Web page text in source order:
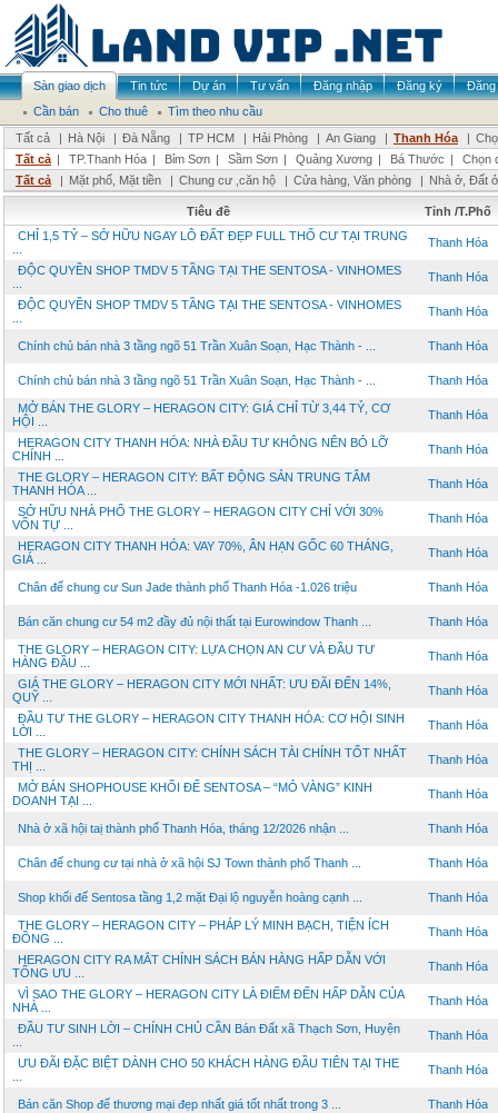
Sàn giao dịch Tin tức Dự án Tư vấn Đăng nhập Đăng ký
Đăng
Cần bán
Cho thuê
Tìm theo nhu cầu
Tất cả
| Hà Nội | Đà Nẵng | TP HCM | Hải Phòng | An Giang | Thanh Hóa |
Tất cả | TP.Thanh Hóa | Bỉm Sơn | Sầm Sơn | Quảng Xương | Bá Thước |
Chọn
Tất cả
| Mặt phố, Mặt tiền | Chung cư ,căn hộ | Cửa hàng, Văn phòng | Nhà ở, Đất ở
Tiêu đề
Tỉnh /T.Phố
CHỈ 1,5 TỶ – SỞ HỮU NGAY LÔ ĐẤT ĐẸP FULL THỔ CƯ TẠI TRUNG
Thanh Hóa
ĐỘC QUYỀN SHOP TMDV 5 TẦNG TẠI THE SENTOSA - VINHOMES
Thanh Hóa
ĐỘC QUYỀN SHOP TMDV 5 TẦNG TẠI THE SENTOSA - VINHOMES
Thanh Hóa
Chính chủ bán nhà 3 tầng ngõ 51 Trần Xuân Soạn, Hạc Thành - ... Thanh Hóa
Chính chủ bán nhà 3 tầng ngõ 51 Trần Xuân Soạn, Hạc Thành - ... Thanh Hóa
MỞ BÁN THE GLORY – HERAGON CITY: GIÁ CHỈ TỪ 3,44 TỶ, CƠ
HỘI ...
Thanh Hóa
HERAGON CITY THANH HÓA: NHÀ ĐẦU TƯ KHÔNG NÊN BỎ LỠ
CHÍNH ...
Thanh Hóa
THE GLORY – HERAGON CITY: BẤT ĐỘNG SẢN TRUNG TÂM
THANH HÓA ...
Thanh Hóa
SỞ HỮU NHÀ PHỐ THE GLORY – HERAGON CITY CHỈ VỚI 30%
VỐN TỰ ...
Thanh Hóa
HERAGON CITY THANH HÓA: VAY 70%, ÂN HẠN GỐC 60 THÁNG,
GIÁ ...
Thanh Hóa
Chân đế chung cư Sun Jade thành phố Thanh Hóa -1.026 triệu Thanh Hóa
Bán căn chung cư 54 m2 đầy đủ nội thất tại Eurowindow Thanh ... Thanh Hóa
THE GLORY – HERAGON CITY: LỰA CHỌN AN CƯ VÀ ĐẦU TƯ
HÀNG ĐẦU ...
Thanh Hóa
GIÁ THE GLORY – HERAGON CITY MỚI NHẤT: ƯU ĐÃI ĐẾN 14%,
QUỸ ...
Thanh Hóa
ĐẦU TƯ THE GLORY – HERAGON CITY THANH HÓA: CƠ HỘI SINH
LỜI ...
Thanh Hóa
THE GLORY – HERAGON CITY: CHÍNH SÁCH TÀI CHÍNH TỐT NHẤT
THỊ ...
Thanh Hóa
MỞ BÁN SHOPHOUSE KHỐI ĐẾ SENTOSA – “MỎ VÀNG” KINH
DOANH TẠI ...
Thanh Hóa
Nhà ở xã hội taị thành phố Thanh Hóa, tháng 12/2026 nhận ... Thanh Hóa
Chân đế chung cư tại nhà ở xã hội SJ Town thành phố Thanh ... Thanh Hóa
Shop khối đế Sentosa tầng 1,2 mặt Đại lộ nguyễn hoàng cạnh ... Thanh Hóa
THE GLORY – HERAGON CITY – PHÁP LÝ MINH BẠCH, TIỆN ÍCH
ĐỒNG ...
Thanh Hóa
HERAGON CITY RA MẮT CHÍNH SÁCH BÁN HÀNG HẤP DẪN VỚI
TỔNG ƯU ...
Thanh Hóa
VÌ SAO THE GLORY – HERAGON CITY LÀ ĐIỂM ĐẾN HẤP DẪN CỦA
NHÀ ...
Thanh Hóa
ĐẦU TƯ SINH LỜI – CHÍNH CHỦ CẦN Bán Đất xã Thạch Sơn, Huyện
Thanh Hóa
ƯU ĐÃI ĐẶC BIỆT DÀNH CHO 50 KHÁCH HÀNG ĐẦU TIÊN TẠI THE
Thanh Hóa
Bán căn Shop đế thương mại đẹp nhất giá tốt nhất trong 3 ... Thanh Hóa